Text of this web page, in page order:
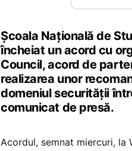
Școala Națională de
încheiat un acord cu
Council, acord de
realizarea unor
domeniul securității
comunicat de presă.
Acordul, semnat miercuri, la